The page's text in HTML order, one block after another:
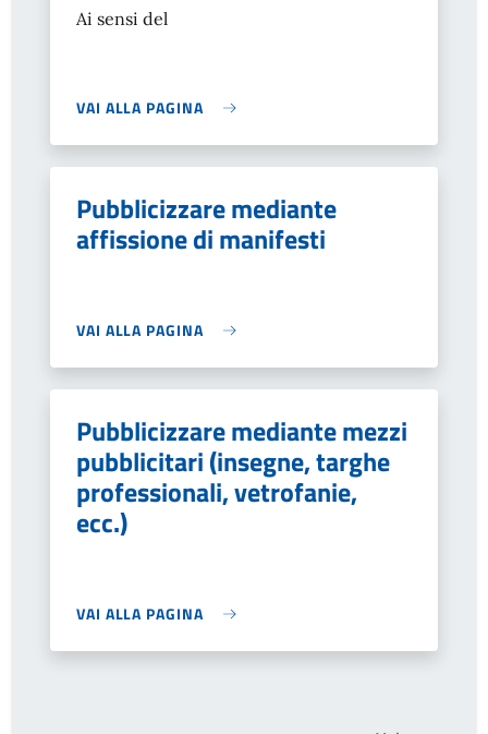
Ai sensi del
VAI ALLA PAGINA
Pubblicizzare mediante
affissione di manifesti
VAI ALLA PAGINA
Pubblicizzare mediante mezzi
pubblicitari (insegne, targhe
professionali, vetrofanie,
ecc.)
VAI ALLA PAGINA